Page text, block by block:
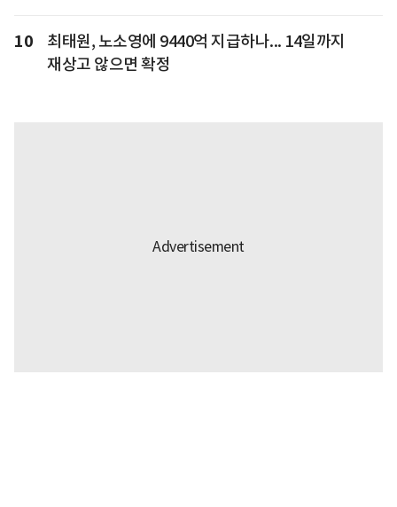
10
최태원, 노소영에 9440억 지급하나... 14일까지
재상고 않으면 확정